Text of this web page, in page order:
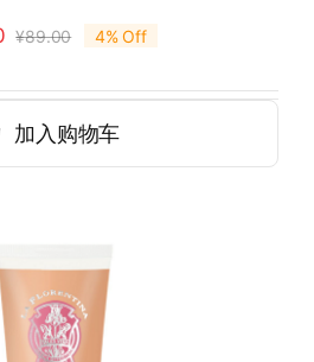
¥89.00 4% Off
加入购物车